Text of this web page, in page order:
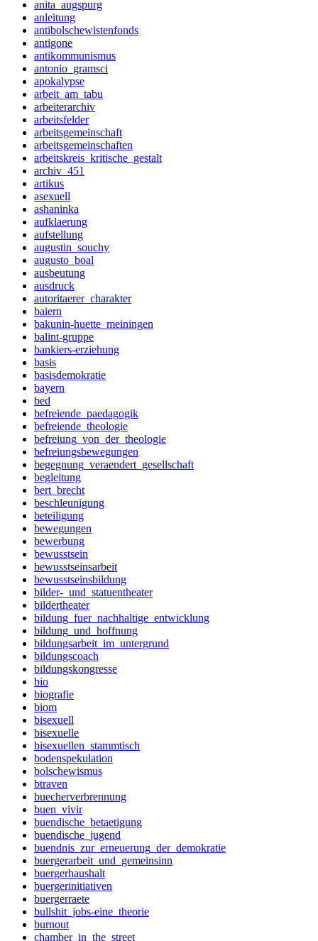
anita_augspurg
anleitung
antibolschewistenfonds
antigone
antikommunismus
antonio_gramsci
apokalypse
arbeit_am_tabu
arbeiterarchiv
arbeitsfelder
arbeitsgemeinschaft
arbeitsgemeinschaften
arbeitskreis_kritische_gestalt
archiv_451
artikus
asexuell
ashaninka
aufklaerung
aufstellung
augustin_souchy
augusto_boal
ausbeutung
ausdruck
autoritaerer_charakter
baiern
bakunin-huette_meiningen
balint-gruppe
bankiers-erziehung
basis
basisdemokratie
bayern
bed
befreiende_paedagogik
befreiende_theologie
befreiung_von_der_theologie
befreiungsbewegungen
begegnung_veraendert_gesellschaft
begleitung
bert_brecht
beschleunigung
beteiligung
bewegungen
bewerbung
bewusstsein
bewusstseinsarbeit
bewusstseinsbildung
bilder-_und_statuentheater
bildertheater
bildung_fuer_nachhaltige_entwicklung
bildung_und_hoffnung
bildungsarbeit_im_untergrund
bildungscoach
bildungskongresse
bio
biografie
biom
bisexuell
bisexuelle
bisexuellen_stammtisch
bodenspekulation
bolschewismus
btraven
buecherverbrennung
buen_vivir
buendische_betaetigung
buendische_jugend
buendnis_zur_erneuerung_der_demokratie
buergerarbeit_und_gemeinsinn
buergerhaushalt
buergerinitiativen
buergerraete
bullshit_jobs-eine_theorie
burnout
chamber_in_the_street